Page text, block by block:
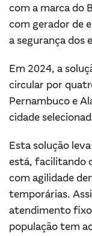
com a marca do
com gerador de
a segurança dos
Em 2024, a
circular por
Pernambuco e
cidade
Esta solução
está, facilitando
com agilidade
temporárias.
atendimento
população tem